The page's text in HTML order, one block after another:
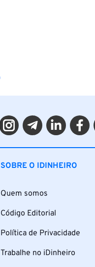
SOBRE O IDINHEIRO
Quem somos
Código Editorial
Política de Privacidade
Trabalhe no iDinheiro